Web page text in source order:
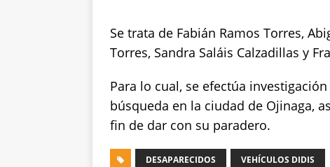
Se trata de Fabián Ramos Torres,
Torres, Sandra Saláis Calzadillas y
Para lo cual, se efectúa
búsqueda en la ciudad de Ojinaga,
fin de dar con su paradero.
DESAPARECIDOS VEHÍCULOS DIDIS